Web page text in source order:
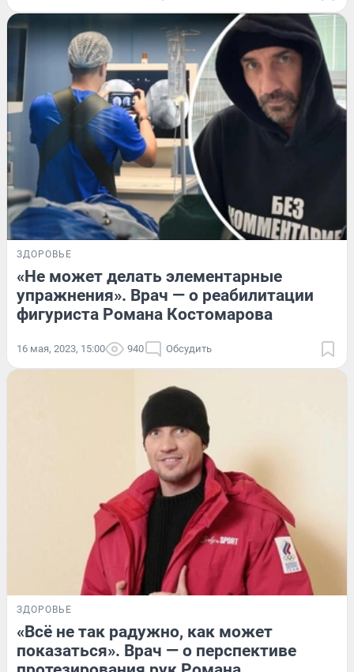
ЗДОРОВЬЕ
«Не может делать элементарные
упражнения». Врач — о реабилитации
фигуриста Романа Костомарова
16 мая, 2023, 15:00 940 Обсудить
ЗДОРОВЬЕ
«Всё не так радужно, как может
показаться». Врач — о перспективе